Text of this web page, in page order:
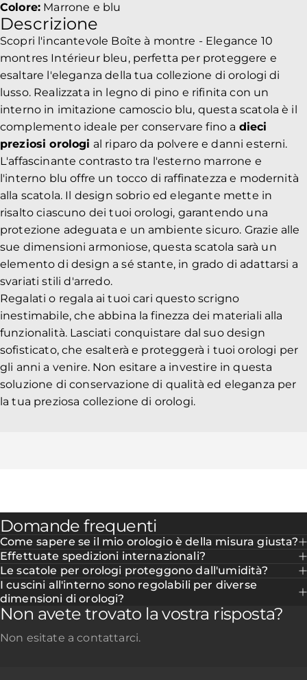
Colore: Marrone e blu
Descrizione
Scopri l'incantevole Boîte à montre - Elegance 10
montres Intérieur bleu, perfetta per proteggere e
esaltare l'eleganza della tua collezione di orologi di
lusso. Realizzata in legno di pino e rifinita con un
interno in imitazione camoscio blu, questa scatola è il
complemento ideale per conservare fino a dieci
preziosi orologi al riparo da polvere e danni esterni.
L'affascinante contrasto tra l'esterno marrone e
l'interno blu offre un tocco di raffinatezza e modernità
alla scatola. Il design sobrio ed elegante mette in
risalto ciascuno dei tuoi orologi, garantendo una
protezione adeguata e un ambiente sicuro. Grazie alle
sue dimensioni armoniose, questa scatola sarà un
elemento di design a sé stante, in grado di adattarsi a
svariati stili d'arredo.
Regalati o regala ai tuoi cari questo scrigno
inestimabile, che abbina la finezza dei materiali alla
funzionalità. Lasciati conquistare dal suo design
sofisticato, che esalterà e proteggerà i tuoi orologi per
gli anni a venire. Non esitare a investire in questa
soluzione di conservazione di qualità ed eleganza per
la tua preziosa collezione di orologi.
Domande frequenti
Come sapere se il mio orologio è della misura giusta?
Effettuate spedizioni internazionali?
Le scatole per orologi proteggono dall'umidità?
I cuscini all'interno sono regolabili per diverse
dimensioni di orologi?
Non avete trovato la vostra risposta?
Non esitate a contattarci.